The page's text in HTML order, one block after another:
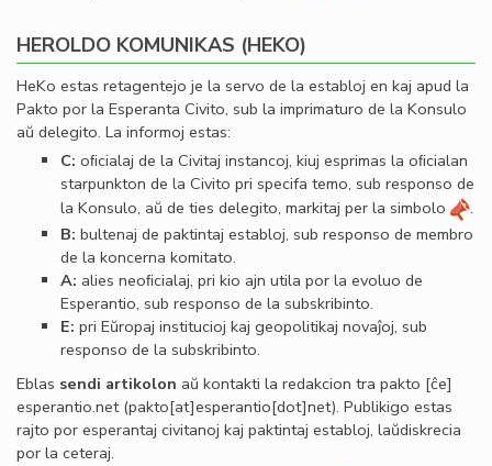
HEROLDO KOMUNIKAS (HEKO)
HeKo estas retagentejo je la servo de la establoj en kaj apud la
Pakto por la Esperanta Civito, sub la imprimaturo de la Konsulo
aŭ delegito. La informoj estas:
C: oﬁcialaj de la Civitaj instancoj, kiuj esprimas la oﬁcialan
starpunkton de la Civito pri specifa temo, sub responso de
la Konsulo, aŭ de ties delegito, markitaj per la simbolo
.
B: bultenaj de paktintaj establoj, sub responso de membro
de la koncerna komitato.
A: alies neoﬁcialaj, pri kio ajn utila por la evoluo de
Esperantio, sub responso de la subskribinto.
E: pri Eŭropaj institucioj kaj geopolitikaj novaĵoj, sub
responso de la subskribinto.
Eblas sendi artikolon aŭ kontakti la redakcion tra pakto [ĉe]
esperantio.net(pakto[at]esperantio[dot]net). Publikigo estas
rajto por esperantaj civitanoj kaj paktintaj establoj, laŭdiskrecia
por la ceteraj.